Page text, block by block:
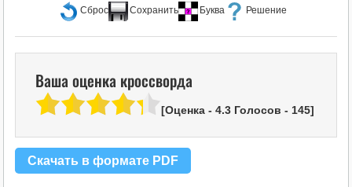
Сброс Сохранить Буква Решение
Ваша оценка кроссворда
[Оценка - 4.3Голосов - 145]
Скачать в формате PDF